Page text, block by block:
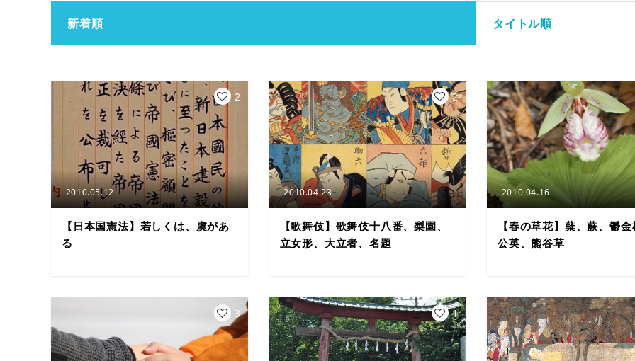
新着順 タイトル順
2010.05.12
【日本国憲法】若しくは、虞があ
る
2
2010.04.23
【歌舞伎】歌舞伎十八番、梨園、
立女形、大立者、名題
2
2010.04.16
【春の草花】蘖、蕨、鬱
公英、熊谷草
3 1